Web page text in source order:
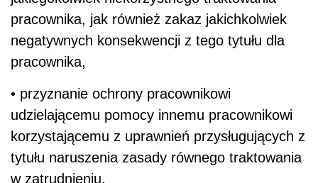
pracownika, jak również zakaz jakichkolwiek
negatywnych konsekwencji z tego tytułu dla
pracownika,
• przyznanie ochrony pracownikowi
udzielającemu pomocy innemu pracownikowi
korzystającemu z uprawnień przysługujących z
tytułu naruszenia zasady równego traktowania
w zatrudnieniu.